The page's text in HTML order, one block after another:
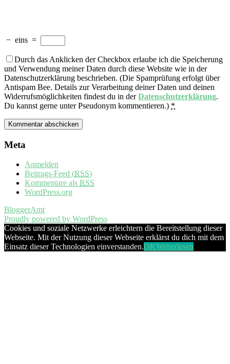
− eins =
Durch das Anklicken der Checkbox erlaube ich die Speicherung
und Verwendung meiner Daten durch diese Website wie in der
Datenschutzerklärung beschrieben. (Die Spamprüfung erfolgt über
Antispam Bee. Details zur Verarbeitung deiner Daten und deinen
Widerrufsmöglichkeiten findest du in derDatenschutzerklärung.
Du kannst gerne unter Pseudonym kommentieren.) *
Meta
Anmelden
Beitrags-Feed (RSS)
Kommentare als RSS
WordPress.org
BloggerAmt
Proudly powered by WordPress
Cookies und soziale Netzwerke erleichtern die Bereitstellung dieser
Webseite. Mit der Nutzung dieser Webseite erklärst du dich mit dem
Einsatz dieser Technologien einverstanden.OKWeiterlesen